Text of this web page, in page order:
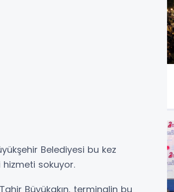
Belediyesi bu kez
hizmeti sokuyor.
Büyükakın, terminalin bu